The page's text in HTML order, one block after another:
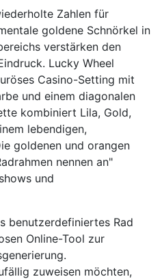
Zahlen für
goldene Schnörkel in
verstärken den
Lucky Wheel
Casino-Setting mit
und einem diagonalen
kombiniert Lila, Gold,
lebendigen,
goldenen und orangen
nennen an"
und
benutzerdefiniertes Rad
Online-Tool zur
zuweisen möchten,